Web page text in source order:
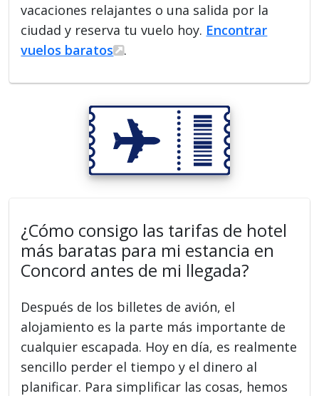
vacaciones relajantes o una salida por la
ciudad y reserva tu vuelo hoy. Encontrar
vuelos baratos
.
¿Cómo consigo las tarifas de hotel
más baratas para mi estancia en
Concord antes de mi llegada?
Después de los billetes de avión, el
alojamiento es la parte más importante de
cualquier escapada. Hoy en día, es realmente
sencillo perder el tiempo y el dinero al
planificar. Para simplificar las cosas, hemos